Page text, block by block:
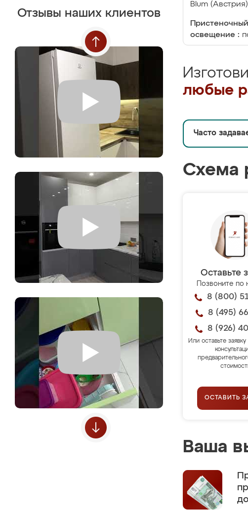
Отзывы наших клиентов
Blum
освещение :
любые
Часто
Схема
Оставьте
Позвоните по
8 (800)
8 (495)
8 (926)
Или оставьте
ОСТАВИТЬ
Ваша